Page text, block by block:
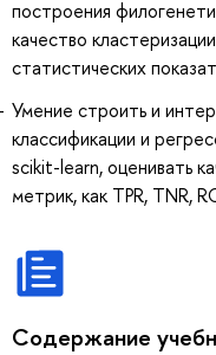
построения
качество
статистических
Умение строить и
классификации и
scikit-learn, оценивать
метрик, как TPR, TNR,
Содержание